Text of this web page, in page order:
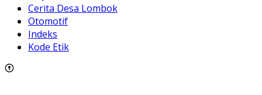
Cerita Desa Lombok
Otomotif
Indeks
Kode Etik